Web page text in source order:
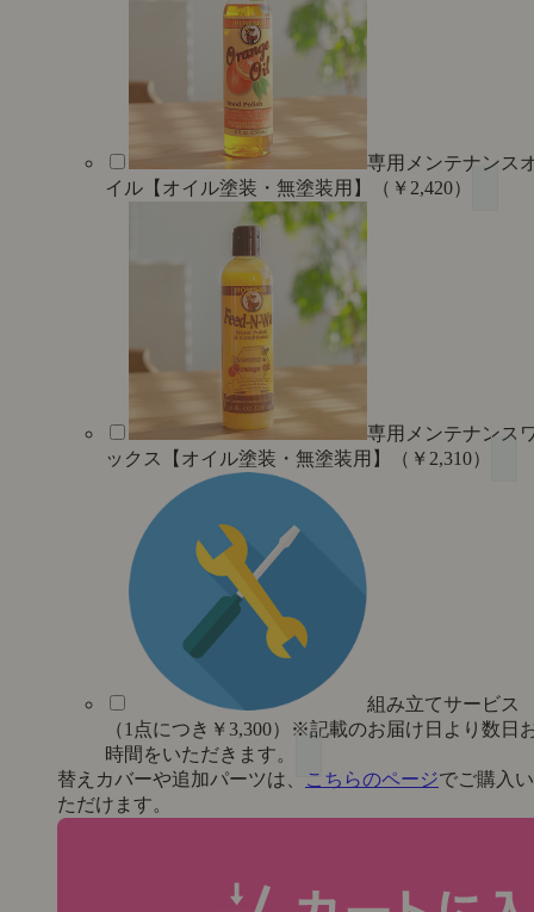
専用メンテナンス
イル【オイル塗装・無塗装用】（￥2,420）
専用メンテナンス
ックス【オイル塗装・無塗装用】（￥2,310）
組み立てサービス
（1点につき￥3,300）※記載のお届け日より数日
時間をいただきます。
替えカバーや追加パーツは、
こちらのページでご購入い
ただけます。